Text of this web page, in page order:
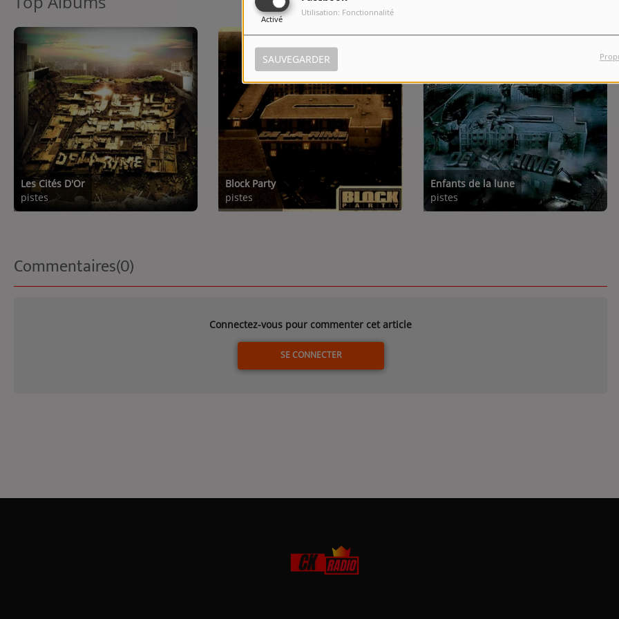
Activé
Utilisation: Fonctionnalité
SAUVEGARDER
Les Cités D'Or
pistes
Block Party
pistes
Enfants de la lune
pistes
Commentaires(0)
Connectez-vous pour commenter cet article
SE CONNECTER